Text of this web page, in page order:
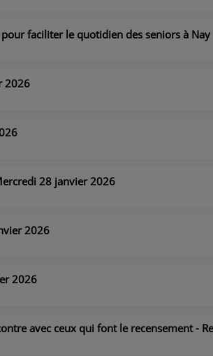
faciliter le quotidien des seniors à
2026
28 janvier 2026
2026
2026
avec ceux qui font le recensement -